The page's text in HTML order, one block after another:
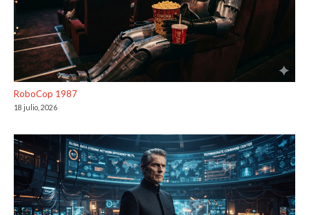
RoboCop 1987
18 julio, 2026